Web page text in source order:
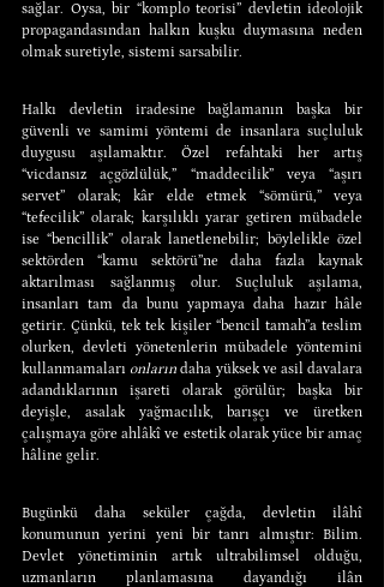
sağlar. Oysa, bir “komplo teorisi” devletin ideolojik
propagandasından halkın kuşku duymasına neden
olmak suretiyle, sistemi sarsabilir.
Halkı devletin iradesine bağlamanın başka bir
güvenli ve samimi yöntemi de insanlara suçluluk
duygusu aşılamaktır. Özel refahtaki her artış
“vicdansız açgözlülük,” “maddecilik” veya “aşırı
servet’’ olarak; kâr elde etmek “sömürü,” veya
“tefecilik” olarak; karşılıklı yarar getiren mübadele
ise “bencillik” olarak lanetlenebilir; böylelikle özel
sektörden “kamu sektörü”ne daha fazla kaynak
aktarılması sağlanmış olur. Suçluluk aşılama,
insanları tam da bunu yapmaya daha hazır hâle
getirir. Çünkü, tek tek kişiler “bencil tamah”a teslim
olurken, devleti yönetenlerin mübadele yöntemini
kullanmamaları onların daha yüksek ve asil davalara
adandıklarının işareti olarak görülür; başka bir
deyişle, asalak yağmacılık, barışçı ve üretken
çalışmaya göre ahlâkî ve estetik olarak yüce bir amaç
hâline gelir.
Bugünkü daha seküler çağda, devletin ilâhî
konumunun yerini yeni bir tanrı almıştır: Bilim.
Devlet yönetiminin artık ultrabilimsel olduğu,
uzmanların planlamasına dayandığı ilân